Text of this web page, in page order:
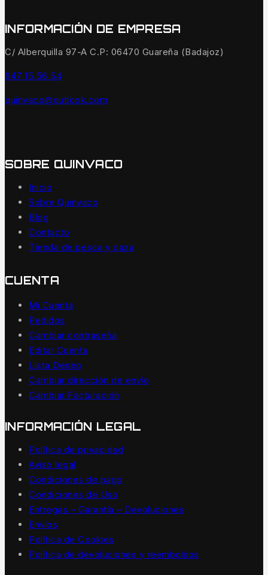
INFORMACIÓN DE EMPRESA
C/ Alberquilla 97-A C.P: 06470 Guareña (Badajoz)
647 15 56 54
quinvaco@outlook.com
SOBRE QUINVACO
Inicio
Sobre Quinvaco
Blog
Contacto
Tienda de pesca y caza
CUENTA
Mi Cuenta
Pedidos
Cambiar contraseña
Editar Cuenta
Lista Deseo
Cambiar dirección de envío
Cambiar Facturación
INFORMACIÓN LEGAL
Política de privacidad
Aviso legal
Condiciones de pago
Condiciones de Uso
Entregas – Garantía – Devoluciones
Envíos
Política de Cookies
Política de devoluciones y reembolsos